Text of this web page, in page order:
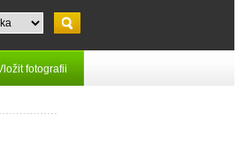
fotografii